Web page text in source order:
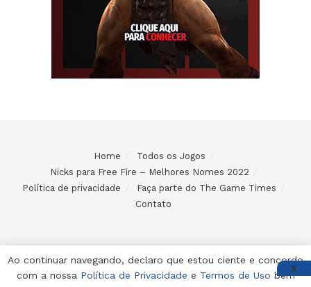
Home
Todos os Jogos
Nicks para Free Fire – Melhores Nomes 2022
Política de privacidade
Faça parte do The Game Times
Contato
© 2024 Desenvolvido e mantido por Code Soluções
Ao continuar navegando, declaro que estou ciente e concordo
com a nossa Política de Privacidade e Termos de Uso bem
X